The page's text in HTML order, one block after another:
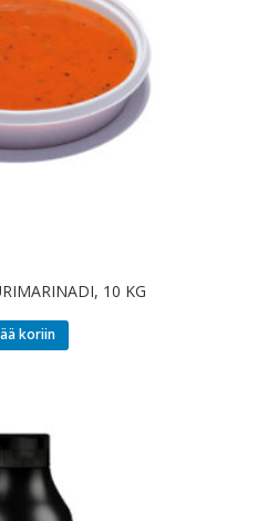
10 KG
koriin